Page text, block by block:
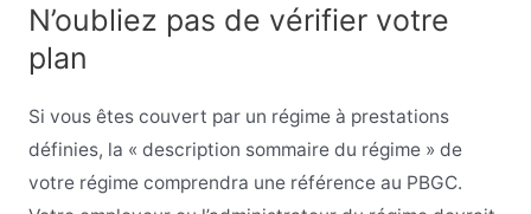
N’oubliez pas de vérifier votre
plan
Si vous êtes couvert par un régime à prestations
définies, la « description sommaire du régime » de
votre régime comprendra une référence au PBGC.